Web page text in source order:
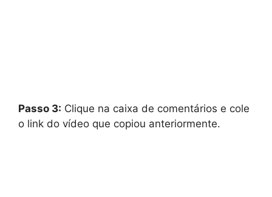
Passo 3: Clique na caixa de comentários e cole
o link do vídeo que copiou anteriormente.